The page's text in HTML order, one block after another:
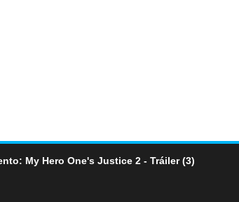
My Hero One's Justice 2 - Tráiler (3)